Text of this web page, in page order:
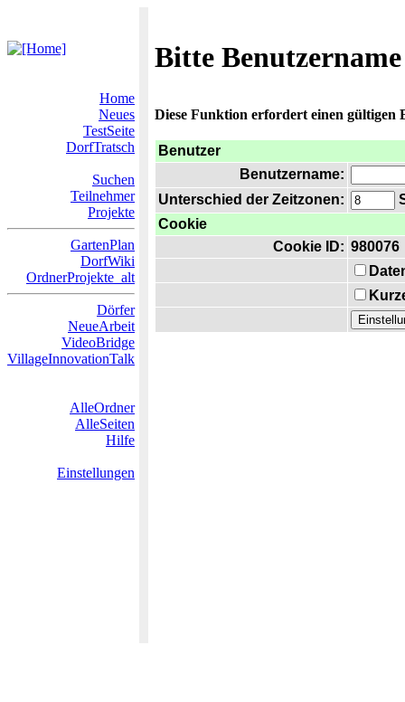
Bitte
Home
Neues
TestSeite
DorfTratsch
Suchen
Teilnehmer
Projekte
GartenPlan
DorfWiki
OrdnerProjekte_alt
Dörfer
NeueArbeit
VideoBridge
VillageInnovationTalk
AlleOrdner
AlleSeiten
Hilfe
Einstellungen
Diese Funktion erfordert einen gültigen
Benutzer
Benutzername:
Unterschied der Zeitzonen:
Cookie
Cookie ID: 980076